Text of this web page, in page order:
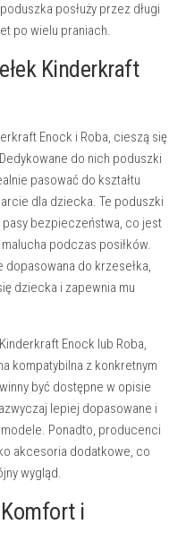
posłuży przez długi
po wielu praniach.
Kinderkraft
Enock i Roba, cieszą się
do nich poduszki
pasować do kształtu
dla dziecka. Te poduszki
bezpieczeństwa, co jest
podczas posiłków.
dopasowana do krzesełka,
dziecka i zapewnia mu
Enock lub Roba,
kompatybilna z konkretnym
być dostępne w opisie
lepiej dopasowane i
Ponadto, producenci
akcesoria dodatkowe, co
wygląd.
Komfort i